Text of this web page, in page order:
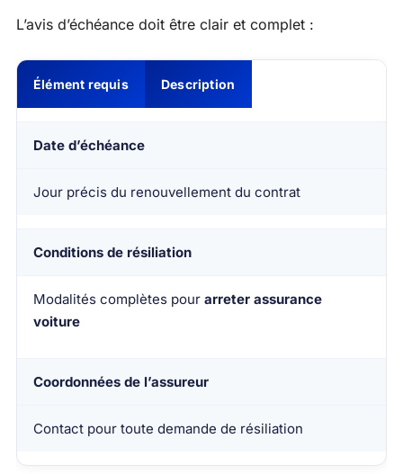
L’avis d’échéance doit être clair et complet :
Élément requis Description
Date d’échéance
Jour précis du renouvellement du contrat
Conditions de résiliation
Modalités complètes pour arreter assurance
voiture
Coordonnées de l’assureur
Contact pour toute demande de résiliation